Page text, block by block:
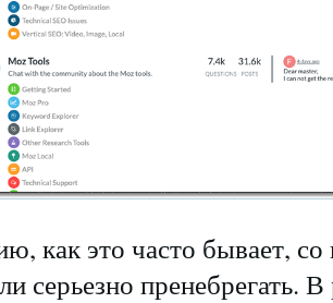
как это часто бывает,
серьезно пренебрегать. В